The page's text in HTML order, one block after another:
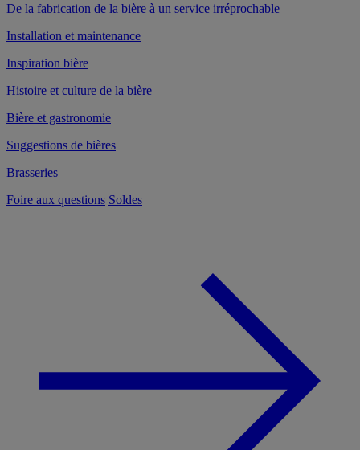
De la fabrication de la bière à un service irréprochable
Installation et maintenance
Inspiration bière
Histoire et culture de la bière
Bière et gastronomie
Suggestions de bières
Brasseries
Foire aux questions Soldes